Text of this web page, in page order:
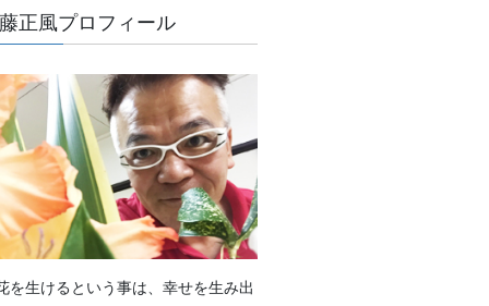
正風プロフィール
を生けるという事は、幸せを生み出